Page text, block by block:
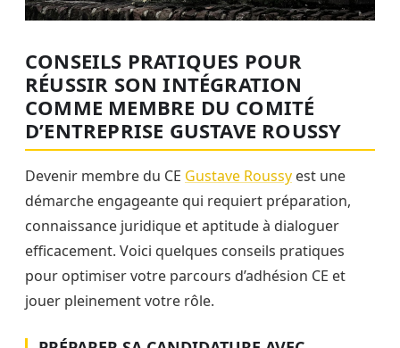
CONSEILS PRATIQUES POUR
RÉUSSIR SON INTÉGRATION
COMME MEMBRE DU COMITÉ
D’ENTREPRISE GUSTAVE ROUSSY
Devenir membre du CE Gustave Roussy est une
démarche engageante qui requiert préparation,
connaissance juridique et aptitude à dialoguer
efficacement. Voici quelques conseils pratiques
pour optimiser votre parcours d’adhésion CE et
jouer pleinement votre rôle.